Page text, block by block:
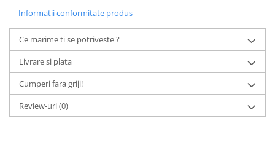
Informatii conformitate produs
Ce marime ti se potriveste ?
Livrare si plata
Cumperi fara griji!
Review-uri(0)